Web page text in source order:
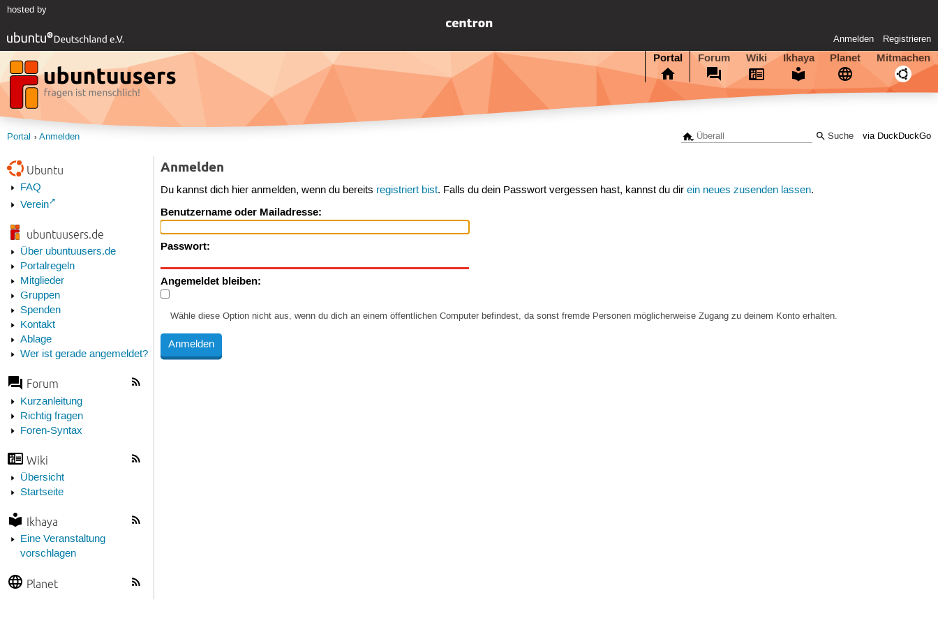
hosted by
Anmelden Registrieren
Portal Forum Wiki Ikhaya Planet Mitmachen
via DuckDuckGo
Portal Anmelden
Ubuntu
FAQ
Verein
ubuntuusers.de
Über ubuntuusers.de
Portalregeln
Mitglieder
Gruppen
Spenden
Kontakt
Ablage
Wer ist gerade angemeldet?
Forum
Kurzanleitung
Richtig fragen
Foren-Syntax
Wiki
Übersicht
Startseite
Ikhaya
Eine Veranstaltung
vorschlagen
Planet
Anmelden
Du kannst dich hier anmelden, wenn du bereits registriert bist. Falls du dein Passwort vergessen hast, kannst du direin neues zusenden lassen.
Benutzername oder Mailadresse:
Passwort:
Angemeldet bleiben:
Wähle diese Option nicht aus, wenn du dich an einem öffentlichen Computer befindest, da sonst fremde Personen möglicherweise Zugang zu deinem Konto erhalten.